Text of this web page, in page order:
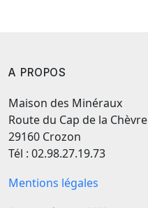
A PROPOS
Maison des Minéraux
Route du Cap de la Chèvre
29160 Crozon
Tél : 02.98.27.19.73
Mentions légales